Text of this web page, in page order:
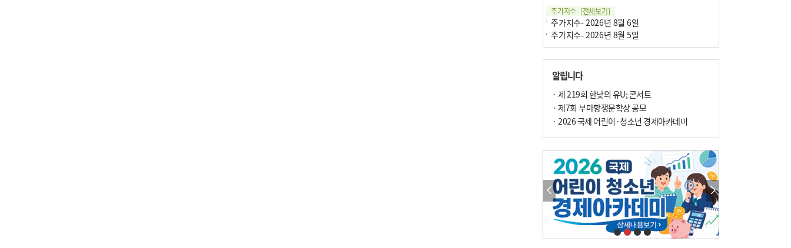
주가지수- [전체보기]
주가지수- 2026년 8월 6일
주가지수- 2026년 8월 5일
알립니다
· 제 219회 한낮의 유U; 콘서트
· 제7회 부마항쟁문학상 공모
· 2026 국제 어린이·청소년 경제아카데미